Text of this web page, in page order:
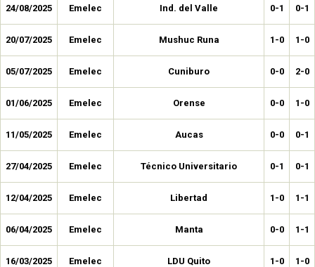
24/08/2025 Emelec Ind. del Valle 0-1 0-1
20/07/2025 Emelec Mushuc Runa 1-0 1-0
05/07/2025 Emelec Cuniburo 0-0 2-0
01/06/2025 Emelec Orense 0-0 1-0
11/05/2025 Emelec Aucas 0-0 0-1
27/04/2025 Emelec Técnico Universitario 0-1 0-1
12/04/2025 Emelec Libertad 1-0 1-1
06/04/2025 Emelec Manta 0-0 1-1
16/03/2025 Emelec LDU Quito 1-0 1-0